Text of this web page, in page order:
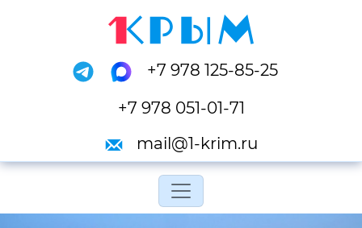
+7 978 125-85-25
+7 978 051-01-71
mail@1-krim.ru
Переключить